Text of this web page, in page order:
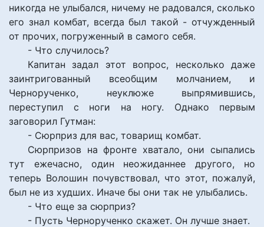
никогда не улыбался, ничему не радовался, сколько
его знал комбат, всегда был такой - отчужденный
от прочих, погруженный в самого себя.
- Что случилось?
Капитан задал этот вопрос, несколько даже
заинтригованный всеобщим молчанием, и
Чернорученко, неуклюже выпрямившись,
переступил с ноги на ногу. Однако первым
заговорил Гутман:
- Сюрприз для вас, товарищ комбат.
Сюрпризов на фронте хватало, они сыпались
тут ежечасно, один неожиданнее другого, но
теперь Волошин почувствовал, что этот, пожалуй,
был не из худших. Иначе бы они так не улыбались.
- Что еще за сюрприз?
- Пусть Чернорученко скажет. Он лучше знает.